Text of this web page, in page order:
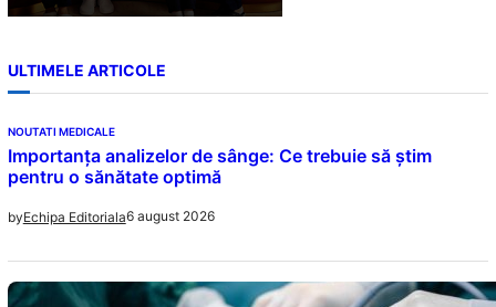
ULTIMELE ARTICOLE
NOUTATI MEDICALE
Importanța analizelor de sânge: Ce trebuie să știm
pentru o sănătate optimă
byEchipa Editoriala6 august 2026